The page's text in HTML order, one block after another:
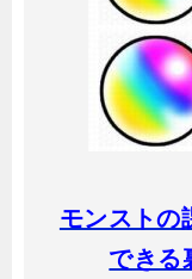
モンストの
できる